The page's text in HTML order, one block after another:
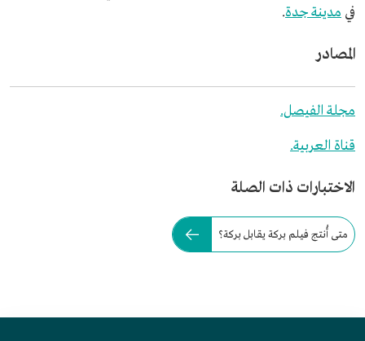
في مدينة جدة.
المصادر
مجلة الفيصل.
قناة العربية.
الاختبارات ذات الصلة
متى أُنتج فيلم بركة يقابل بركة؟